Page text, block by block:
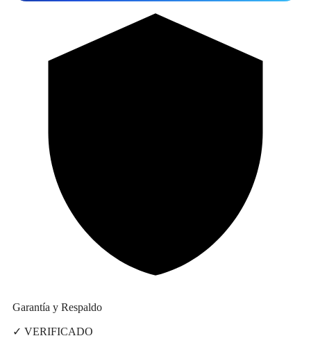
Garantía y Respaldo
✓ VERIFICADO